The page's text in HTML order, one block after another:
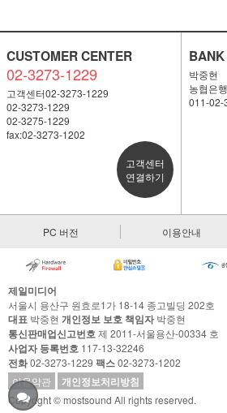
CUSTOMER CENTER
02-3273-1229
고객센터02-3273-1229
02-3273-1229
02-3275-1229
fax:02-3273-1202
고객센터
연결하기
박중현
농협은행
011-02-
PC 버전 이용안내
제일미디어
서울시 용산구 원효로1가 18-14 종고빌딩 202호
대표 박중현 개인정보 보호 책임자박중현
통신판매업신고번호제 2011-서울용산-00334 호
사업자 등록번호 117-13-32246
전화02-3273-1229 팩스02-3273-1202
이용약관
개인정보처리방침
Copyright © mostsound All rights reserved.